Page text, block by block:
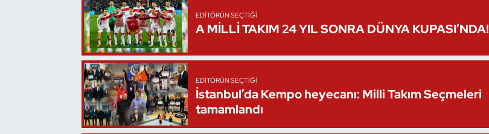
EDITÖRÜN SEÇTIĞI
A MİLLİ TAKIM 24 YIL SONRA DÜNYA KUPASI’NDA!
EDITÖRÜN SEÇTIĞI
İstanbul’da Kempo heyecanı: Milli Takım Seçmeleri
tamamlandı
Oryantiring
Özel Sporcular